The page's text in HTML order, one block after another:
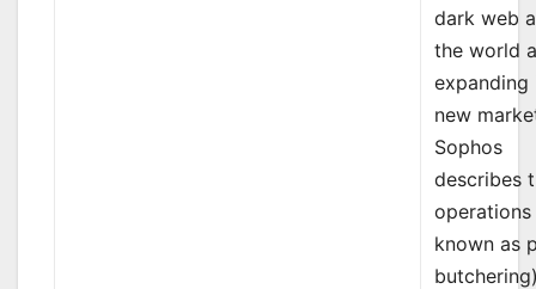
dark web
the world
expanding
new
Sophos
describes
operations
known as